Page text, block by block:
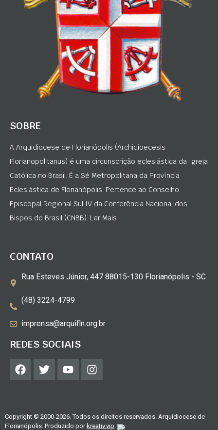
SOBRE
A Arquidiocese de Florianópolis (Archidioecesis
Florianopolitanus) é uma circunscrição eclesiástica da Igreja
Católica no Brasil. É a Sé Metropolitana da Província
Eclesiástica de Florianópolis. Pertence ao Conselho
Episcopal Regional Sul IV da Conferência Nacional dos
Bispos do Brasil (CNBB). Ler Mais
CONTATO
Rua Esteves Júnior, 447 88015-130 Florianópolis - SC
(48) 3224-4799
imprensa@arquifln.org.br
REDES SOCIAIS
Copyright © 2000-2026. Todos os direitos reservados. Arquidiocese de
Florianópolis. Produzido por kreativ.vip.